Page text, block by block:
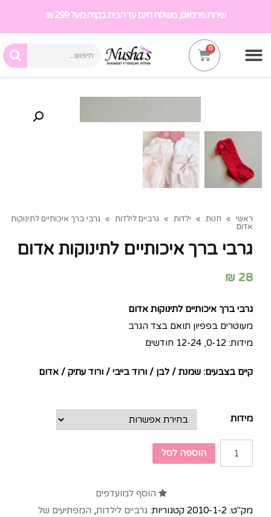
שירות פרימיום, משלוח חינם עד הבית בקניה מעל 299 ₪
ראשי » חנות » ילדות » גרביים לילדות » גרבי ברך איכותיים לתינוקות
אדום
גרבי ברך איכותיים לתינוקות אדום
28
₪
גרבי ברך איכותיים לתינוקות אדום
מעוטרים בפפיון תואם בצד הגרב
מידות: 0-12, 12-24 חודשים
קיים בצבעים: שמנת / לבן / ורוד בייבי / ורוד עתיק / אדום
מידות
הוספה לסל
הוסף למועדפים
מק"ט: 2010-1-2 קטגוריות: גרביים לילדות, המפתיעים של